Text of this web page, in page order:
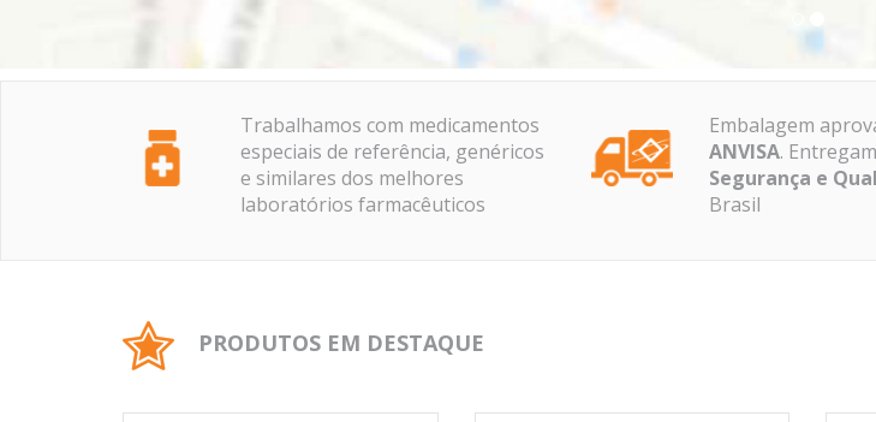
Trabalhamos com medicamentos
especiais de referência, genéricos
e similares dos melhores
laboratórios farmacêuticos
Embalagem
ANVISA.
Segurança e
Brasil
PRODUTOS EM DESTAQUE